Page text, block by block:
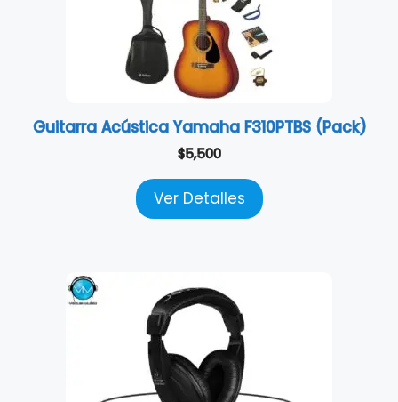
Guitarra Acústica Yamaha F310PTBS (Pack)
$5,500
Ver Detalles